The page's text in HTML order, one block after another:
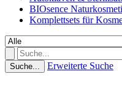
BIOsence
Komplettsets für
Suche... Erweiterte Suche